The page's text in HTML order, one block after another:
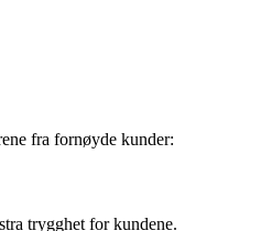
fra fornøyde kunder:
trygghet for kundene.